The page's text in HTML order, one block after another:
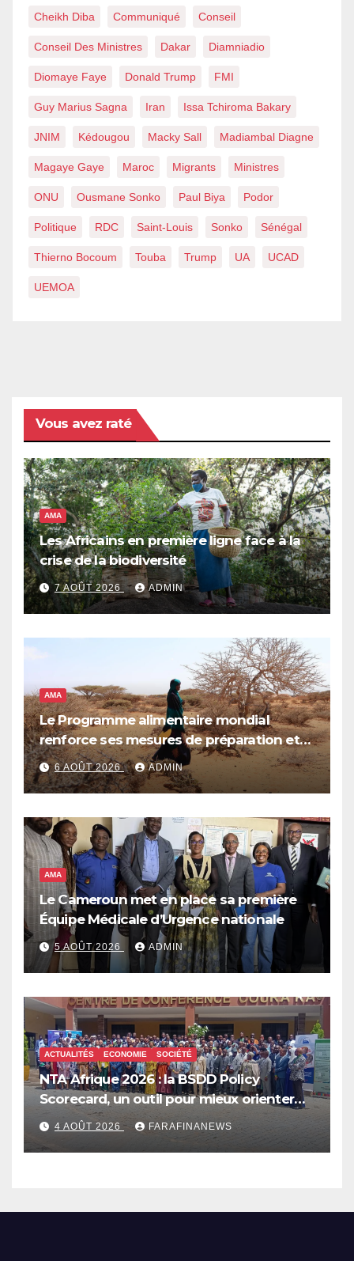
Cheikh Diba Communiqué Conseil
Conseil Des Ministres Dakar Diamniadio
Diomaye Faye Donald Trump FMI
Guy Marius Sagna Iran Issa Tchiroma Bakary
JNIM Kédougou Macky Sall Madiambal Diagne
Magaye Gaye Maroc Migrants Ministres
ONU Ousmane Sonko Paul Biya Podor
Politique RDC Saint-Louis Sonko Sénégal
Thierno Bocoum Touba Trump UA UCAD
UEMOA
Vous avez raté
AMA
Les Africains en première ligne face à la
crise de la biodiversité
7 AOÛT 2026 ADMIN
AMA
Le Programme alimentaire mondial
renforce ses mesures de préparation et
de réponse face à la menace d’El Niño,
qui pourrait plonger des dizaines de
millions de personnes dans l’insécurité
alimentaire aiguë
6 AOÛT 2026 ADMIN
AMA
Le Cameroun met en place sa première
Équipe Médicale d’Urgence nationale
5 AOÛT 2026 ADMIN
ACTUALITÉS ECONOMIE SOCIÉTÉ
NTA Afrique 2026 : la BSDD Policy
Scorecard, un outil pour mieux orienter
les dépenses publiques
4 AOÛT 2026 FARAFINANEWS